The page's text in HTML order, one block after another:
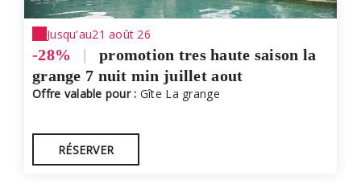
Jusqu'au21 août 26
-28% |
promotion tres haute saison la
grange 7 nuit min juillet aout
Offre valable pour : Gîte La grange
RÉSERVER